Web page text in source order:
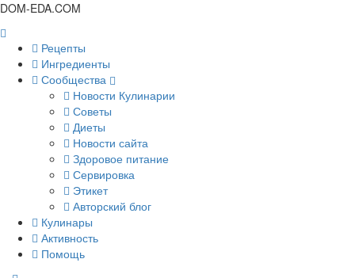
DOM-EDA.COM
Рецепты
Ингредиенты
Сообщества
Новости Кулинарии
Советы
Диеты
Новости сайта
Здоровое питание
Сервировка
Этикет
Авторский блог
Кулинары
Активность
Помощь